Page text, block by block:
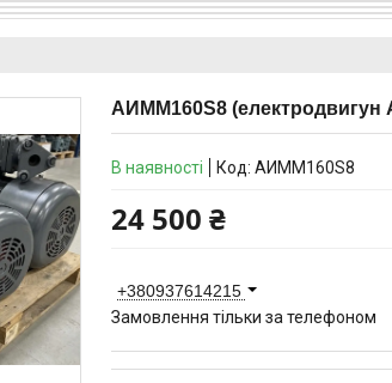
АИММ160S8 (електродвигун
В наявності Код: АИММ160S8
24 500 ₴
+380937614215
Замовлення тільки за телефоном